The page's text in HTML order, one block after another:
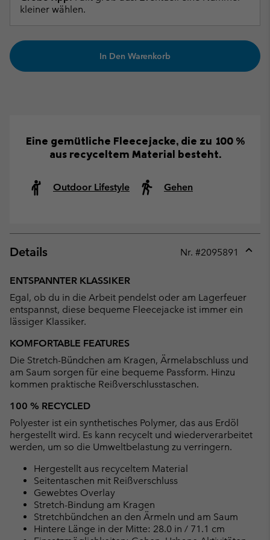
kleiner wählen.
In Den Warenkorb
Eine gemütliche Fleecejacke, die zu 100 %
aus recyceltem Material besteht.
Outdoor Lifestyle Gehen
Details Nr. #2095891
ENTSPANNTER KLASSIKER
Egal, ob du in die Arbeit pendelst oder am Lagerfeuer
entspannst, diese bequeme Fleecejacke ist immer ein
lässiger Klassiker.
KOMFORTABLE FEATURES
Die Stretch-Bündchen am Kragen, Ärmelabschluss und
am Saum sorgen für eine bequeme Passform. Hinzu
kommen praktische Reißverschlusstaschen.
100 % RECYCLED
Polyester ist ein synthetisches Polymer, das aus Erdöl
hergestellt wird. Es kann recycelt und wiederverarbeitet
werden, um so die Umweltbelastung zu verringern.
Hergestellt aus recyceltem Material
Seitentaschen mit Reißverschluss
Gewebtes Overlay
Stretch-Bindung am Kragen
Stretchbündchen an den Ärmeln und am Saum
Hintere Länge in der Mitte: 28.0 in / 71.1 cm